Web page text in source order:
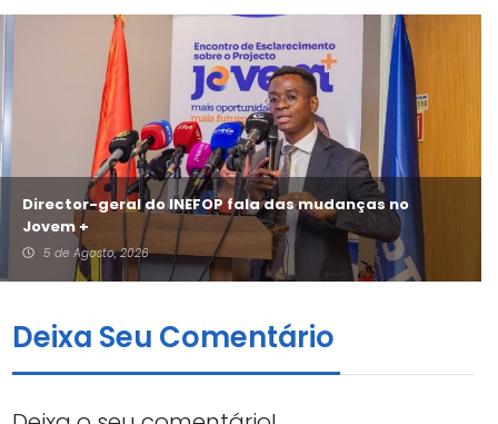
Director-geral do INEFOP fala das mudanças no
Jovem +
5 de Agosto, 2026
Deixa Seu Comentário